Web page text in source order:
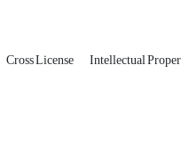
Cross License Intellectual